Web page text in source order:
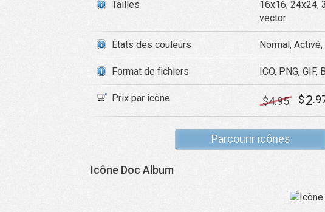
Tailles
16x16, 24x24,
vector
États des couleurs Normal,
Format de fichiers ICO, PNG,
Prix par icône $4.95 $2
Parcourir icônes
Icône Doc Album